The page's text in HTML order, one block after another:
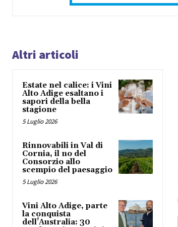
Altri articoli
Estate nel calice: i Vini
Alto Adige esaltano i
sapori della bella
stagione
5 Luglio 2026
Rinnovabili in Val di
Cornia, il no del
Consorzio allo
scempio del paesaggio
5 Luglio 2026
Vini Alto Adige, parte
la conquista
dell’Australia: 30